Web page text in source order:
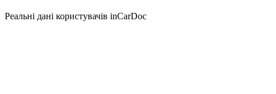
Реальні дані користувачів inCarDoc